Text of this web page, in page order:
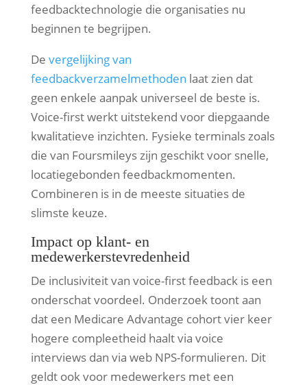
feedbacktechnologie die organisaties nu
beginnen te begrijpen.
De vergelijking van
feedbackverzamelmethoden laat zien dat
geen enkele aanpak universeel de beste is.
Voice-first werkt uitstekend voor diepgaande
kwalitatieve inzichten. Fysieke terminals zoals
die van Foursmileys zijn geschikt voor snelle,
locatiegebonden feedbackmomenten.
Combineren is in de meeste situaties de
slimste keuze.
Impact op klant- en
medewerkerstevredenheid
De inclusiviteit van voice-first feedback is een
onderschat voordeel. Onderzoek toont aan
dat een Medicare Advantage cohort vier keer
hogere compleetheid haalt via voice
interviews dan via web NPS-formulieren. Dit
geldt ook voor medewerkers met een